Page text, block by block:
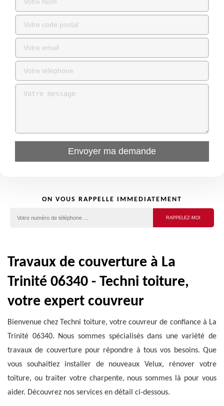
ON VOUS RAPPELLE IMMEDIATEMENT
Travaux de couverture à La
Trinité 06340 - Techni toiture,
votre expert couvreur
Bienvenue chez Techni toiture, votre couvreur de confiance à La
Trinité 06340. Nous sommes spécialisés dans une variété de
travaux de couverture pour répondre à tous vos besoins. Que
vous souhaitiez installer de nouveaux Velux, rénover votre
toiture, ou traiter votre charpente, nous sommes là pour vous
aider. Découvrez nos services en détail ci-dessous.